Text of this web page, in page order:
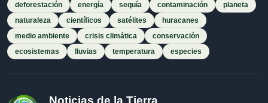
deforestación
energía sequía contaminación
planeta
naturaleza
científicos satélites
huracanes
medio ambiente
crisis climática
conservación
ecosistemas
lluvias temperatura especies